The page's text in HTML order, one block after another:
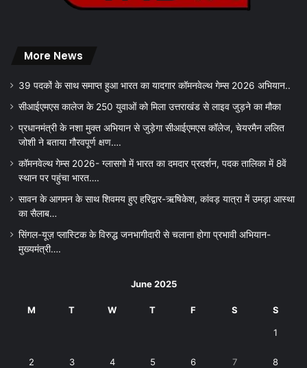
More News
39 पदकों के साथ समाप्त हुआ भारत का यादगार कॉमनवेल्थ गेम्स 2026 अभियान..
सीआईएमएस कालेज के 250 युवाओं को मिला उत्तराखंड से लाइव जुड़ने का मौका
प्रधानमंत्री के नशा मुक्त अभियान से जुड़ेगा सीआईएमएस कॉलेज, चेयरमैन ललित
जोशी ने बताया गौरवपूर्ण क्षण….
कॉमनवेल्थ गेम्स 2026- ग्लासगो में भारत का दमदार प्रदर्शन, पदक तालिका में 8वें
स्थान पर पहुंचा भारत….
सावन के आगमन के साथ शिवमय हुए हरिद्वार-ऋषिकेश, कांवड़ यात्रा में उमड़ा आस्था
का सैलाब…
सिंगल-यूज़ प्लास्टिक के विरुद्ध जनभागीदारी से चलाना होगा प्रभावी अभियान-
मुख्यमंत्री….
June 2025
M T W T F S S
1
2 3 4 5 6 7 8